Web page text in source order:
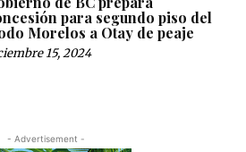
para segundo piso del
Morelos a Otay de peaje
15, 2024
- Advertisement -